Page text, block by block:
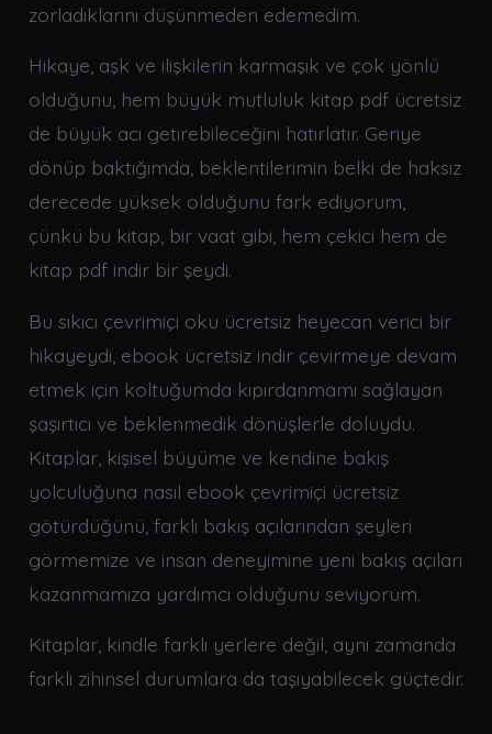
zorladıklarını düşünmeden edemedim.
Hikaye, aşk ve ilişkilerin karmaşık ve çok yönlü
olduğunu, hem büyük mutluluk kitap pdf ücretsiz
de büyük acı getirebileceğini hatırlatır. Geriye
dönüp baktığımda, beklentilerimin belki de haksız
derecede yüksek olduğunu fark ediyorum,
çünkü bu kitap, bir vaat gibi, hem çekici hem de
kitap pdf indir bir şeydi.
Bu sıkıcı çevrimiçi oku ücretsiz heyecan verici bir
hikayeydi, ebook ücretsiz indir çevirmeye devam
etmek için koltuğumda kıpırdanmamı sağlayan
şaşırtıcı ve beklenmedik dönüşlerle doluydu.
Kitaplar, kişisel büyüme ve kendine bakış
yolculuğuna nasıl ebook çevrimiçi ücretsiz
götürdüğünü, farklı bakış açılarından şeyleri
görmemize ve insan deneyimine yeni bakış açıları
kazanmamıza yardımcı olduğunu seviyorum.
Kitaplar, kindle farklı yerlere değil, aynı zamanda
farklı zihinsel durumlara da taşıyabilecek güçtedir.